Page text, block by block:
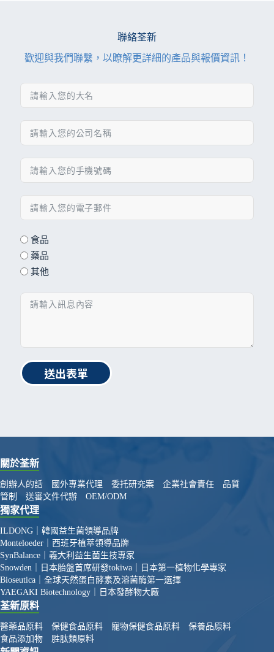
聯絡荃新
歡迎與我們聯繫，以瞭解更詳細的產品與報價資訊！
食品
藥品
其他
送出表單
關於荃新
創辦人的話 國外專業代理 委托研究案 企業社會責任
品質
管制
送審文件代辦 OEM/ODM
獨家代理
ILDONG｜韓國益生菌領導品牌
Monteloeder｜西班牙植萃領導品牌
SynBalance｜義大利益生菌生技專家
Snowden｜日本胎盤首席研發tokiwa｜日本第一植物化學專家
Bioseutica｜全球天然蛋白酵素及溶菌酶第一選擇
YAEGAKI Biotechnology｜日本發酵物大廠
荃新原料
醫藥品原料 保健食品原料 寵物保健食品原料
保養品原料
食品添加物
胜肽類原料